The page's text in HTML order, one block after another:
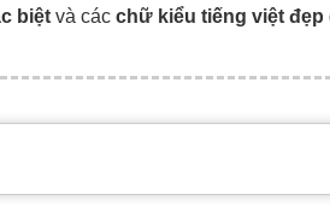
biệt và các chữ kiểu tiếng việt đẹp